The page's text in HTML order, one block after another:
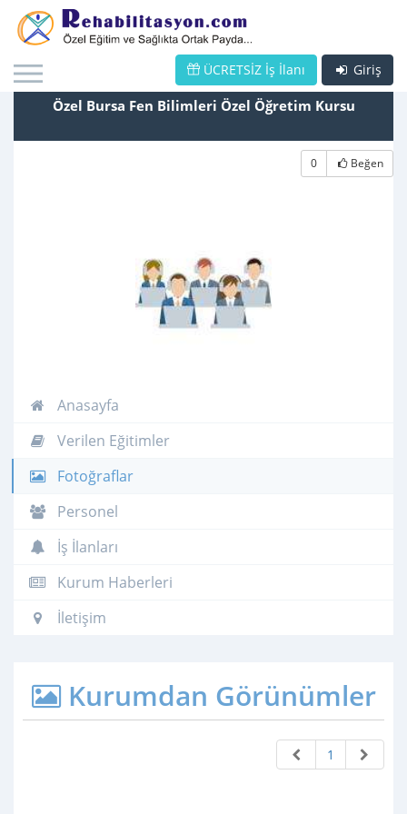
Giriş
ÜCRETSİZ İş İlanı
Özel Bursa Fen Bilimleri Özel Öğretim Kursu
0 Beğen
Anasayfa
Verilen Eğitimler
Fotoğraflar
Personel
İş İlanları
Kurum Haberleri
İletişim
Kurumdan Görünümler
1